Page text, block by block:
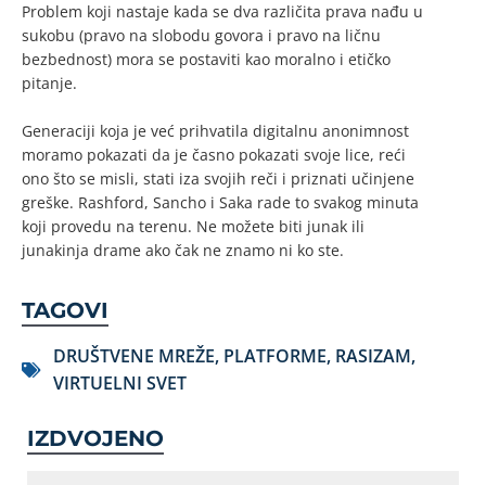
Problem koji nastaje kada se dva različita prava nađu u
sukobu (pravo na slobodu govora i pravo na ličnu
bezbednost) mora se postaviti kao moralno i etičko
pitanje.
Generaciji koja je već prihvatila digitalnu anonimnost
moramo pokazati da je časno pokazati svoje lice, reći
ono što se misli, stati iza svojih reči i priznati učinjene
greške. Rashford, Sancho i Saka rade to svakog minuta
koji provedu na terenu. Ne možete biti junak ili
junakinja drame ako čak ne znamo ni ko ste.
TAGOVI
DRUŠTVENE MREŽE, PLATFORME, RASIZAM,
VIRTUELNI SVET
IZDVOJENO